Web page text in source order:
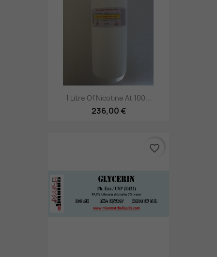
1 Litre Of Nicotine At 100...
236,00 €
favorite_border